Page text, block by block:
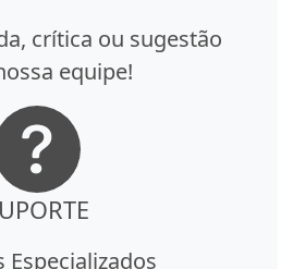
crítica ou sugestão
equipe!
Especializados